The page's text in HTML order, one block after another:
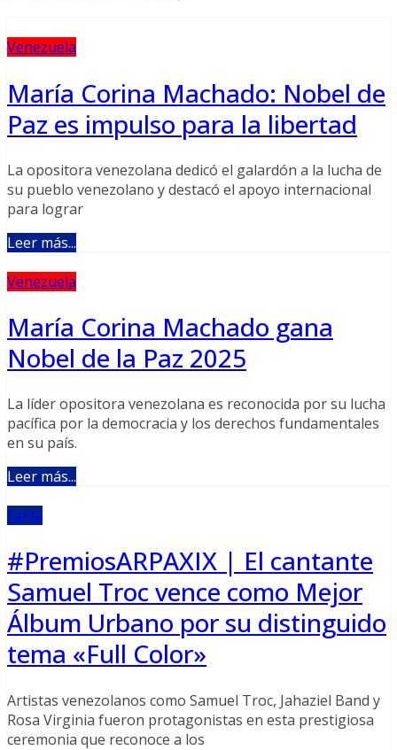
Venezuela
María Corina Machado: Nobel de
Paz es impulso para la libertad
La opositora venezolana dedicó el galardón a la lucha de
su pueblo venezolano y destacó el apoyo internacional
para lograr
Leer más...
Venezuela
María Corina Machado gana
Nobel de la Paz 2025
La líder opositora venezolana es reconocida por su lucha
pacífica por la democracia y los derechos fundamentales
en su país.
Leer más...
Fama
#PremiosARPAXIX | El cantante
Samuel Troc vence como Mejor
Álbum Urbano por su distinguido
tema «Full Color»
Artistas venezolanos como Samuel Troc, Jahaziel Band y
Rosa Virginia fueron protagonistas en esta prestigiosa
ceremonia que reconoce a los